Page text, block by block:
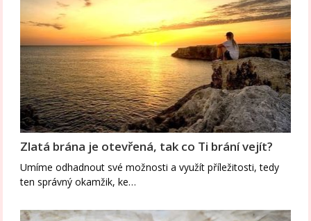
Zlatá brána je otevřená, tak co Ti brání vejít?
Umíme odhadnout své možnosti a využít příležitosti, tedy
ten správný okamžik, ke…